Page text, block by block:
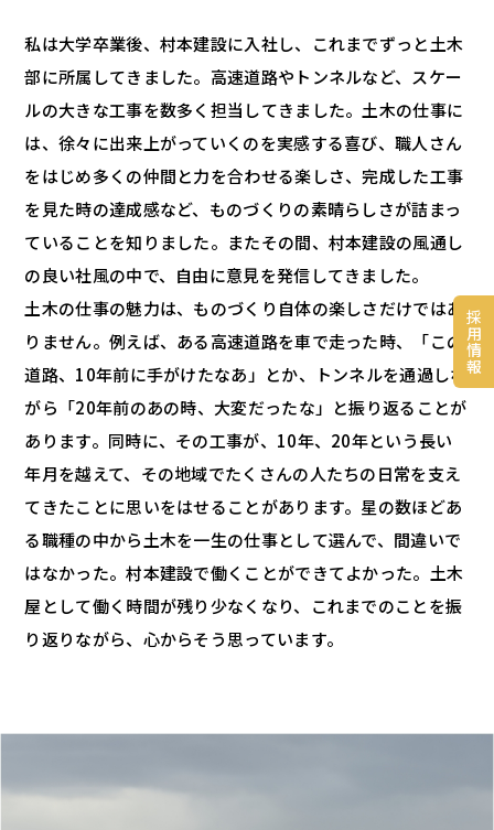
採
用
情
報
私は大学卒業後、村本建設に入社し、これまでずっと土木
部に所属してきました。高速道路やトンネルなど、スケー
ルの大きな工事を数多く担当してきました。土木の仕事に
は、徐々に出来上がっていくのを実感する喜び、職人さん
をはじめ多くの仲間と力を合わせる楽しさ、完成した工事
を見た時の達成感など、ものづくりの素晴らしさが詰まっ
ていることを知りました。またその間、村本建設の風通し
の良い社風の中で、自由に意見を発信してきました。
土木の仕事の魅力は、ものづくり自体の楽しさだけではあ
りません。例えば、ある高速道路を車で走った時、「この
道路、10年前に手がけたなあ」とか、トンネルを通過しな
がら「20年前のあの時、大変だったな」と振り返ることが
あります。同時に、その工事が、10年、20年という長い
年月を越えて、その地域でたくさんの人たちの日常を支え
てきたことに思いをはせることがあります。星の数ほどあ
る職種の中から土木を一生の仕事として選んで、間違いで
はなかった。村本建設で働くことができてよかった。土木
屋として働く時間が残り少なくなり、これまでのことを振
り返りながら、心からそう思っています。